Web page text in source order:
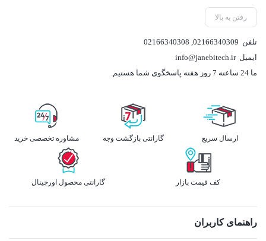
رفتن به بالا
تلفن 02166340309
,
02166340308
ایمیلinfo@janebitech.ir
ما 24 ساعته 7 روز هفته پاسخگوی شما هستیم.
ارسال سریع گارانتی بازگشت وجه مشاوره تخصصی خرید
کف قیمت بازار گارانتی محصول اورجینال
راهنمای کاربران